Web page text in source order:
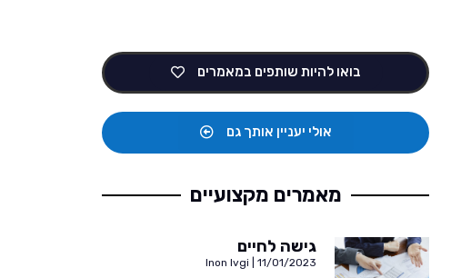
בואו להיות שותפים במאמרים
אולי יעניין אותך גם
מאמרים מקצועיים
גישה לחיים
Inon Ivgi 11/01/2023